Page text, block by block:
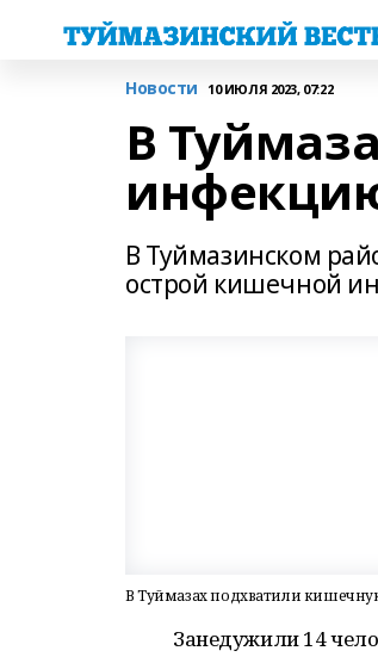
Новости 10 ИЮЛЯ 2023, 07:22
В
В Туймазинском
острой кишечной
В Туймазах подхватили
Занедужили 14